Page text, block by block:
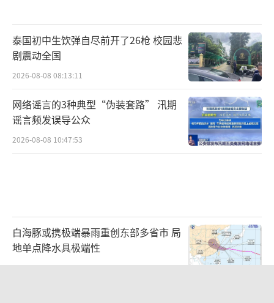
泰国初中生饮弹自尽前开了26枪 校园悲
剧震动全国
2026-08-08 08:13:11
网络谣言的3种典型“伪装套路” 汛期
谣言频发误导公众
2026-08-08 10:47:53
白海豚或携极端暴雨重创东部多省市 局
地单点降水具极端性
2026-08-08 08:51:57